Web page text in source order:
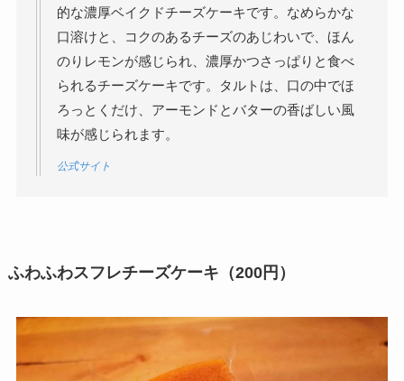
的な濃厚ベイクドチーズケーキです。なめらかな
口溶けと、コクのあるチーズのあじわいで、ほん
のりレモンが感じられ、濃厚かつさっぱりと食べ
られるチーズケーキです。タルトは、口の中でほ
ろっとくだけ、アーモンドとバターの香ばしい風
味が感じられます。
公式サイト
ふわふわスフレチーズケーキ（200円）